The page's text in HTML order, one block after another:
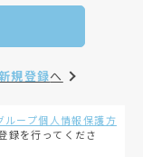
規登録へ
ループ個人情報保護方
録を行ってくださ